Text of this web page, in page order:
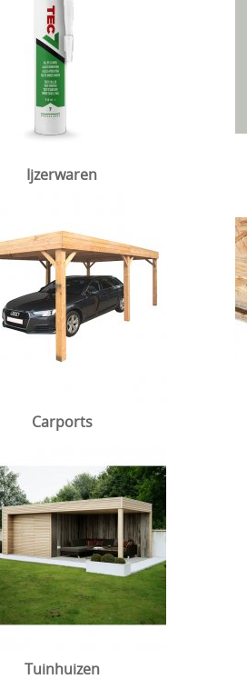
Ijzerwaren
Carports
Tuinhuizen